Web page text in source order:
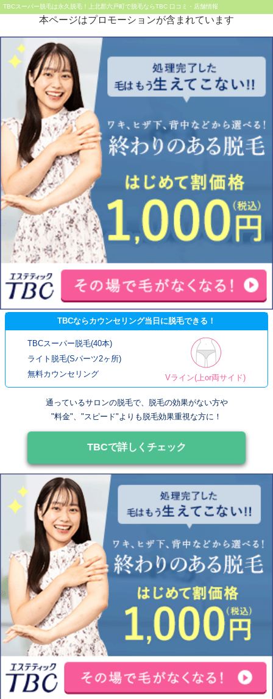
TBCスーパー脱毛は永久脱毛！上北郡六戸町で脱毛ならTBC 口コミ・店舗情報
本ページはプロモーションが含まれています
TBCならカウンセリング当日に脱毛できる！
TBCスーパー脱毛(40本)
ライト脱毛(Sパーツ2ヶ所)
無料カウンセリング
Vライン(上or両サイド)
通っているサロンの脱毛で、脱毛の効果がない方や
"料金"、"スピード"よりも脱毛効果重視な方に！
TBCで詳しくチェック